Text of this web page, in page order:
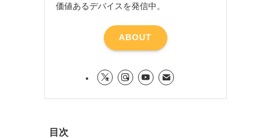
価値あるデバイスを発信中。
ABOUT
目次